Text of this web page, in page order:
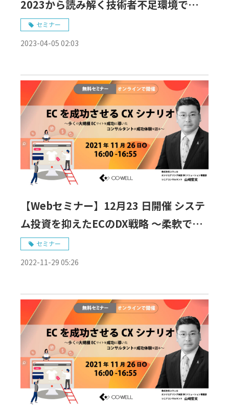
2023から読み解く技術者不足環境でのIT
組織整備
セミナー
2023-04-05 02:03
【Webセミナー】12月23 日開催 システ
ム投資を抑えたECのDX戦略 ～柔軟で拡
張性が高いECシステム構築・リプレイス
のカギ〜
セミナー
2022-11-29 05:26